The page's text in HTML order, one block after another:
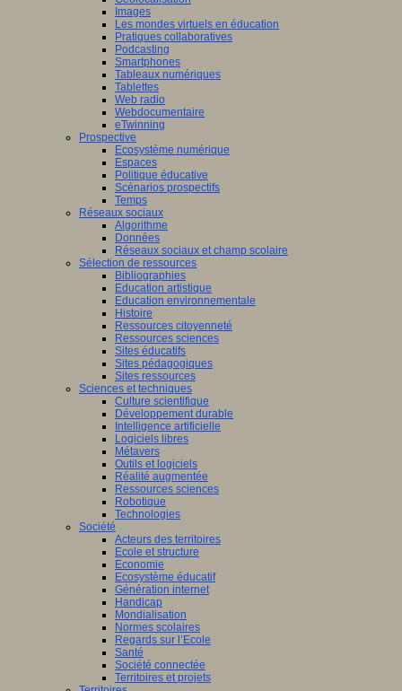
Images
Les mondes virtuels en éducation
Pratiques collaboratives
Podcasting
Smartphones
Tableaux numériques
Tablettes
Web radio
Webdocumentaire
eTwinning
Prospective
Ecosystème numérique
Espaces
Politique éducative
Scénarios prospectifs
Temps
Réseaux sociaux
Algorithme
Données
Réseaux sociaux et champ scolaire
Sélection de ressources
Bibliographies
Education artistique
Education environnementale
Histoire
Ressources citoyenneté
Ressources sciences
Sites éducatifs
Sites pédagogiques
Sites ressources
Sciences et techniques
Culture scientifique
Développement durable
Intelligence artificielle
Logiciels libres
Métavers
Outils et logiciels
Réalité augmentée
Ressources sciences
Robotique
Technologies
Société
Acteurs des territoires
Ecole et structure
Economie
Ecosystème éducatif
Génération internet
Handicap
Mondialisation
Normes scolaires
Regards sur l’Ecole
Santé
Société connectée
Territoires et projets